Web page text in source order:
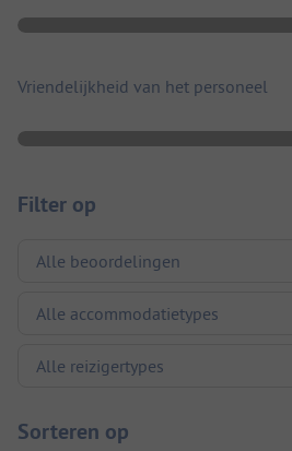
Vriendelijkheid van het personeel
Filter op
Sorteren op